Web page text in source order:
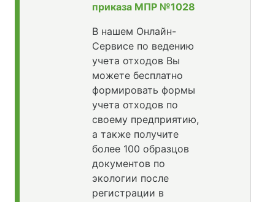
приказа МПР №1028
В нашем Онлайн-
Сервисе по ведению
учета отходов Вы
можете бесплатно
формировать формы
учета отходов по
своему предприятию,
а также получите
более 100 образцов
документов по
экологии после
регистрации в